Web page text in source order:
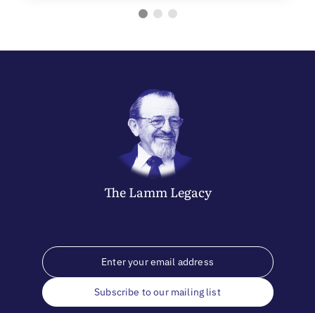
The LammLegacy
Subscribe to our mailing list